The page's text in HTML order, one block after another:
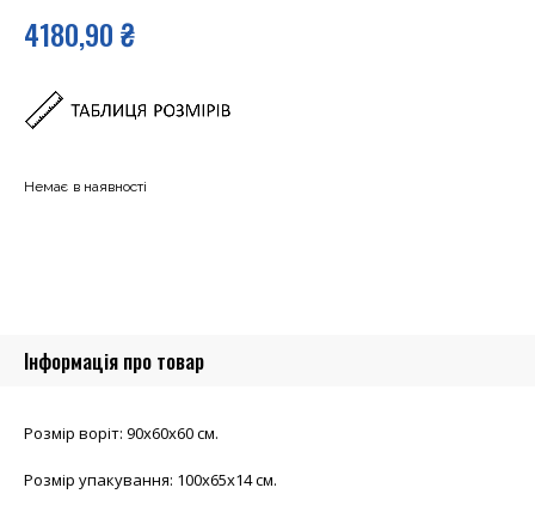
4180,90₴
Немає в наявності
Інформація про товар
Розмір воріт: 90х60х60 см.
Розмір упакування: 100х65х14 см.